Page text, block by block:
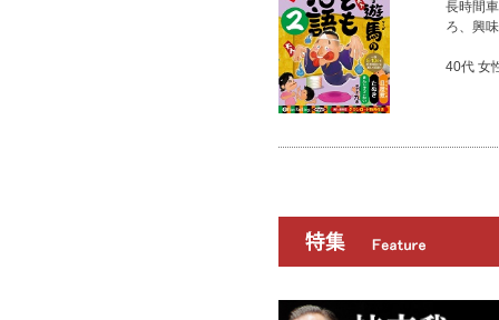
長時間
ろ、興
40代 女